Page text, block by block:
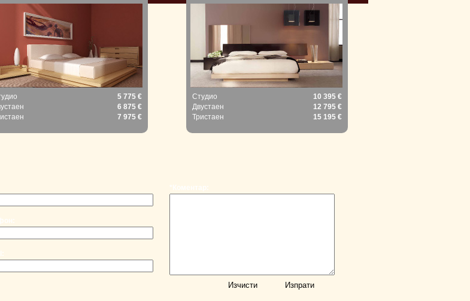
5 775 €
6 875 €
7 975 €
Студио
10 395 €
Двустаен
12 795 €
Тристаен
15 195 €